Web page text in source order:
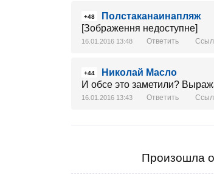
+48
Полстаканаинапляж
[Зображення недоступне]
16.01.2016 13:48 Ответить
+44
Николай Масло
И обсе это заметили?
16.01.2016 13:43 Ответить
Произошла